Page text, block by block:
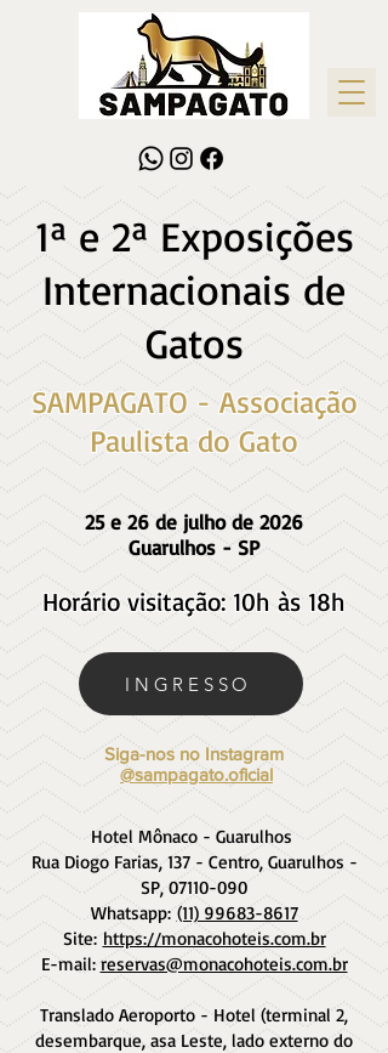
1ª e 2ª Exposições
Internacionais de
Gatos
SAMPAGATO - Associação
Paulista do Gato
25 e 26 de julho de 2026
Guarulhos - SP
Horário visitação: 10h às 18h
Siga-nos no Instagram
@sampagato.oficial
INGRESSO
Hotel Mônaco - Guarulhos
Rua Diogo Farias, 137 - Centro, Guarulhos -
SP, 07110-090
Whatsapp: (11) 99683-8617
Site: https://monacohoteis.com.br
E-mail: reservas@monacohoteis.com.br
Translado Aeroporto - Hotel (terminal 2,
desembarque, asa Leste, lado externo do